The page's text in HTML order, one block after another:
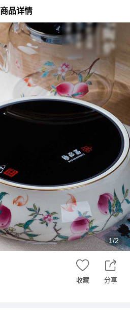
商品详情
1/2
收藏 分享